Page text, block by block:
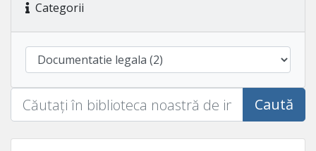
Categorii
Caută